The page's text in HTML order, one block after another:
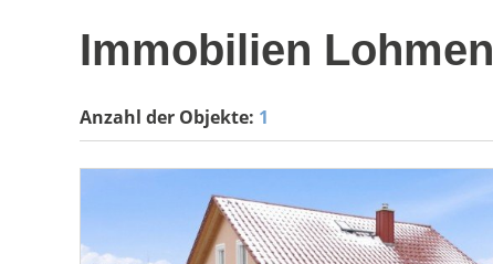
Immobilien Lohmen
Anzahl der Objekte: 1